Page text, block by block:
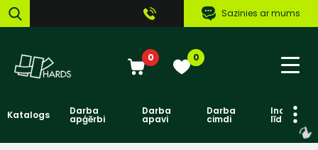
Sazinies ar mums
0 0
Katalogs Darba
apģērbi
Darba
apavi
Darba
cimdi līdzekļi